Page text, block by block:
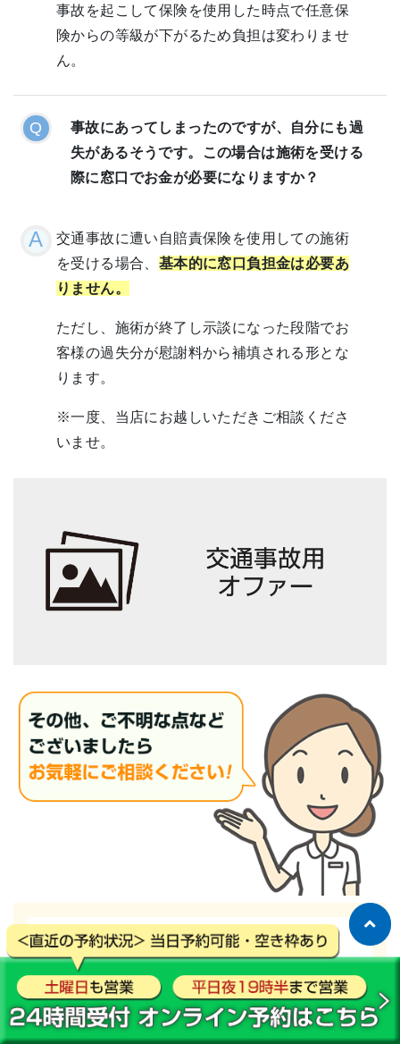
事故を起こして保険を使用した時点で任意保
険からの等級が下がるため負担は変わりませ
ん。
事故にあってしまったのですが、自分にも過
失があるそうです。この場合は施術を受ける
際に窓口でお金が必要になりますか？
交通事故に遭い自賠責保険を使用しての施術
を受ける場合、 基本的に窓口負担金は必要あ
りません。
ただし、施術が終了し示談になった段階でお
客様の過失分が慰謝料から補填される形とな
ります。
※一度、当店にお越しいただきご相談くださ
いませ。
ご予約・お問い合わせ
電話で予約・問い合わせする
TEL：072-604-6233